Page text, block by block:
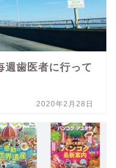
週歯医者に行って
2020年2月28日